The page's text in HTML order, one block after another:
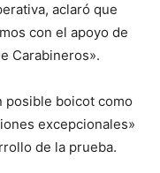
aclaró que
con el apoyo de
Carabineros».
posible boicot como
excepcionales»
de la prueba.